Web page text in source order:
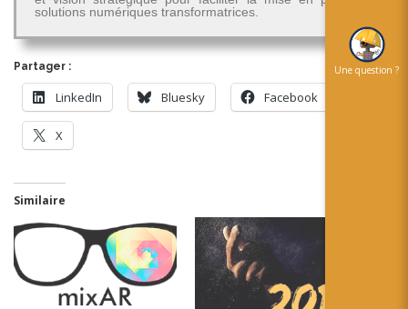
solutions numériques transformatrices.
Partager :
LinkedIn Bluesky Facebook
X
Similaire
Une question ?